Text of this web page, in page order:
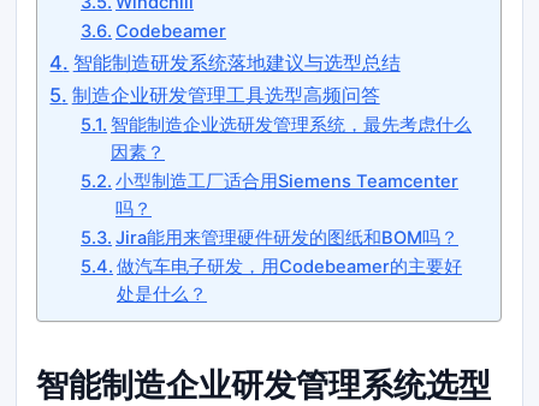
Codebeamer
智能制造研发系统落地建议与选型总结
制造企业研发管理工具选型高频问答
智能制造企业选研发管理系统，最先考虑什么
因素？
小型制造工厂适合用Siemens Teamcenter
吗？
Jira能用来管理硬件研发的图纸和BOM吗？
做汽车电子研发，用Codebeamer的主要好
处是什么？
智能制造企业研发管理系统选型